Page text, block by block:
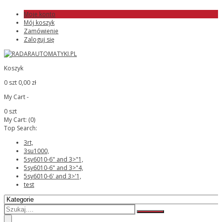
Moje konto
Mój koszyk
Zamówienie
Zaloguj się
Koszyk
0 szt 0,00 zł
My Cart -
0 szt
My Cart: (0)
Top Search:
3rt,
3su1000,
5sy6010-6" and 3>"1,
5sy6010-6" and 3>"4,
5sy6010-6' and 3>'1,
test